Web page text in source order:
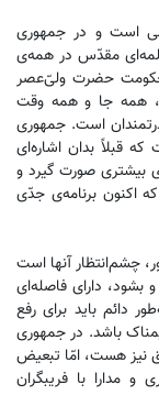
است و در جمهوری
مقدّس در همه‌ی
حکومت حضرت ولیّ‌عصر
همه جا و همه وقت
است. جمهوری
که قبلاً بدان اشاره‌ای
بیشتری صورت گیرد و
اکنون برنامه‌ی جدّی
چشم‌انتظار آنها است
بشود، دارای فاصله‌‌ای
دائم باید برای رفع
باشد. در جمهوری
نیز هست، امّا تبعیض
و مدارا با فریبگران